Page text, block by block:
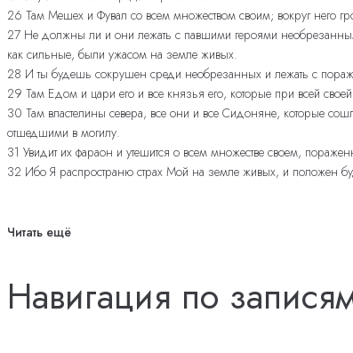
26 Там Мешех и Фувал со всем множеством своим; вокруг него
27 Не должны ли и они лежать с павшими героями
как сильные, были ужасом на земле живых.
28 И ты будешь сокрушен среди необрезанных и лежать с
29 Там Едом и цари его и все князья его, которые при всей
30 Там властелины севера, все они и все Сидоняне, которые
отшедшими в могилу.
31 Увидит их фараон и утешится о всем множестве своем,
32 Ибо Я распространю страх Мой на земле живых, и положен
Читать ещё
Навигация по